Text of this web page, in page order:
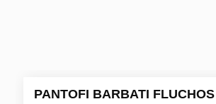
PANTOFI BARBATI FLUCHOS